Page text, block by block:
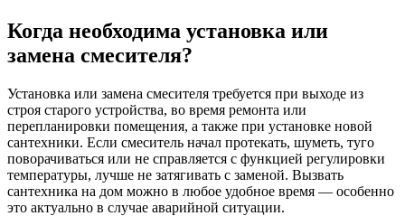
Когда необходима установка или
замена смесителя?
Установка или замена смесителя требуется при выходе из
строя старого устройства, во время ремонта или
перепланировки помещения, а также при установке новой
сантехники. Если смеситель начал протекать, шуметь, туго
поворачиваться или не справляется с функцией регулировки
температуры, лучше не затягивать с заменой. Вызвать
сантехника на дом можно в любое удобное время — особенно
это актуально в случае аварийной ситуации.